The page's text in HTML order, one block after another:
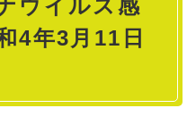
ウイルス感
4年3月11日